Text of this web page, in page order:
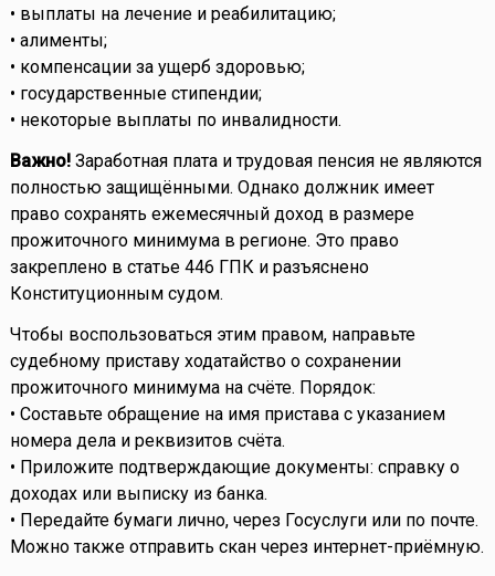
• выплаты на лечение и реабилитацию;
• алименты;
• компенсации за ущерб здоровью;
• государственные стипендии;
• некоторые выплаты по инвалидности.
Важно!Заработная плата и трудовая пенсия не являются
полностью защищёнными. Однако должник имеет
право сохранять ежемесячный доход в размере
прожиточного минимума в регионе. Это право
закреплено в статье 446 ГПК и разъяснено
Конституционным судом.
Чтобы воспользоваться этим правом, направьте
судебному приставу ходатайство о сохранении
прожиточного минимума на счёте. Порядок:
• Составьте обращение на имя пристава с указанием
номера дела и реквизитов счёта.
• Приложите подтверждающие документы: справку о
доходах или выписку из банка.
• Передайте бумаги лично, через Госуслуги или по почте.
Можно также отправить скан через интернет-приёмную.